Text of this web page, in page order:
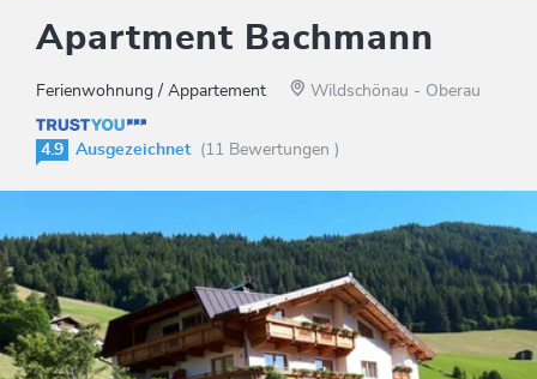
Apartment Bachmann
Ferienwohnung / Appartement Wildschönau - Oberau
4.9 Ausgezeichnet (11 Bewertungen )